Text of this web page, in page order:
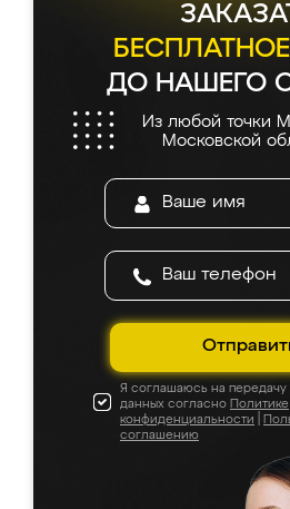
ДО НАШЕГО
Из любой точки
Московской
Я соглашаюсь на передачу
данных согласно Политике
конфиденциальности
соглашению